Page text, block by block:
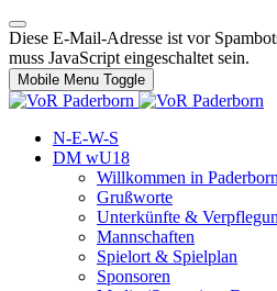
Diese E-Mail-Adresse ist vor
muss JavaScript eingeschaltet sein.
Mobile Menu Toggle
N-E-W-S
DM wU18
Willkommen in Paderborn
Grußworte
Unterkünfte &
Mannschaften
Spielort & Spielplan
Sponsoren